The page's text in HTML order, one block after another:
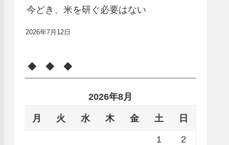
今どき、米を研ぐ必要はない
2026年7月12日
◆ ◆ ◆
2026年8月
月 火 水 木 金 土 日
1
2